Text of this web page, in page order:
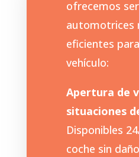
ofrecemos
automotrices
eficientes
vehículo:
Apertura de
situaciones
Disponibles
coche sin